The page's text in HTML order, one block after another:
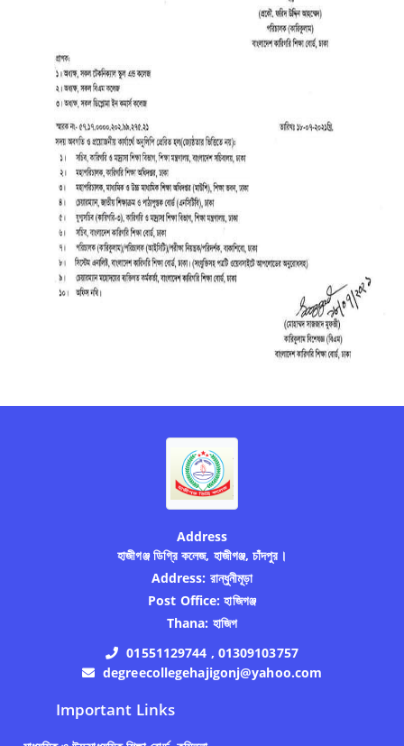
Address
হাজীগঞ্জ ডিগ্রি কলেজ, হাজীগঞ্জ, চাঁদপুর।
Address: রান্ধুনীমূড়া
Post Office: হাজিগঞ্জ
Thana: হাজিগ
01551129744 , 01309103757
degreecollegehajigonj@yahoo.com
Important Links